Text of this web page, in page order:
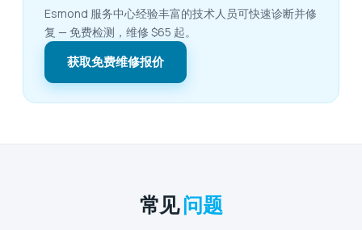
Esmond 服务中心经验丰富的技术人员可快速诊断并修
复 — 免费检测，维修 $65 起。
获取免费维修报价
常见问题